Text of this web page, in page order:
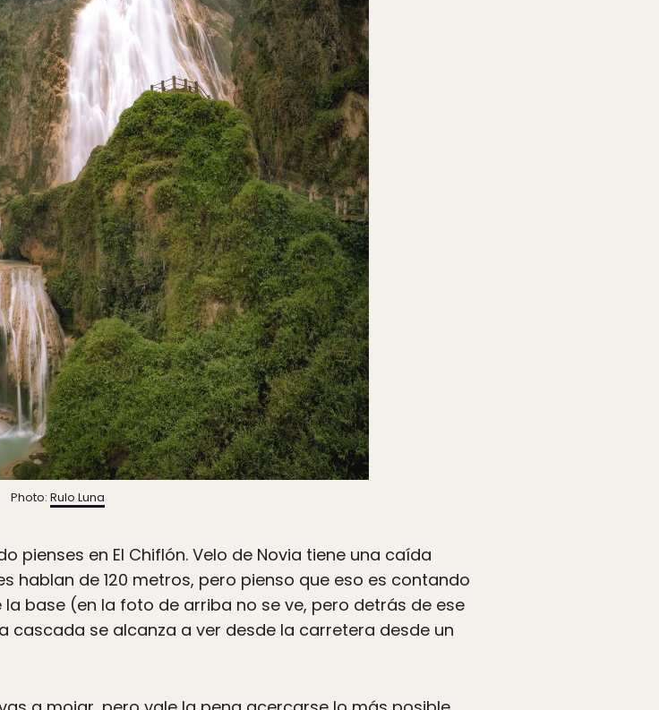
Photo: Rulo Luna
pienses en El Chiflón. Velo de Novia tiene una caída
hablan de 120 metros, pero pienso que eso es contando
base (en la foto de arriba no se ve, pero detrás de ese
cascada se alcanza a ver desde la carretera desde un